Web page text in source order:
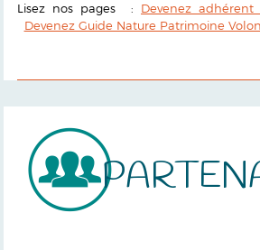
Lisez nos pages : Devenez
Devenez Guide Nature Patrimoine